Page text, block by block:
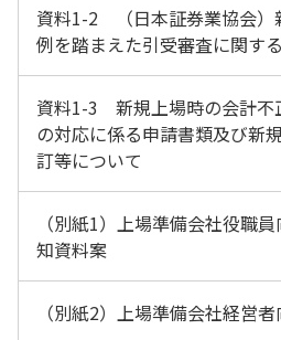
資料1-2 （日本証券業協会）
例を踏まえた引受審査に関す
資料1-3 新規上場時の会計不
の対応に係る申請書類及び新
訂等について
（別紙1）上場準備会社役職
知資料案
（別紙2）上場準備会社経営